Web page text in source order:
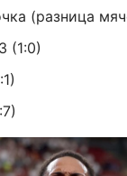
(разница
(1:0)